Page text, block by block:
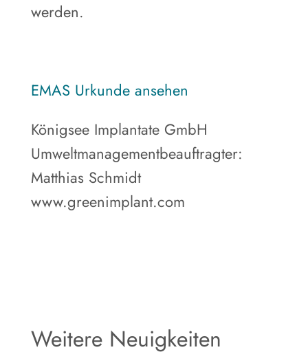
werden.
EMAS Urkunde ansehen
Königsee Implantate GmbH
Umweltmanagementbeauftragter:
Matthias Schmidt
www.greenimplant.com
Weitere Neuigkeiten